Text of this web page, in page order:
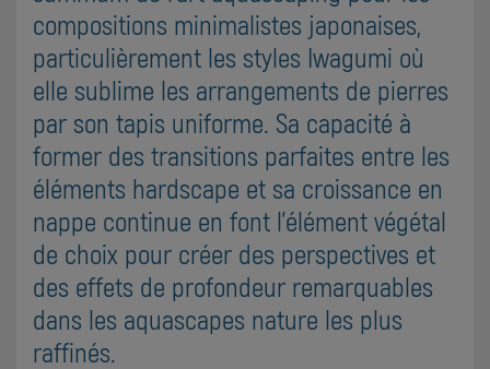
compositions minimalistes japonaises,
particulièrement les styles Iwagumi où
elle sublime les arrangements de pierres
par son tapis uniforme. Sa capacité à
former des transitions parfaites entre les
éléments hardscape et sa croissance en
nappe continue en font l'élément végétal
de choix pour créer des perspectives et
des effets de profondeur remarquables
dans les aquascapes nature les plus
raffinés.